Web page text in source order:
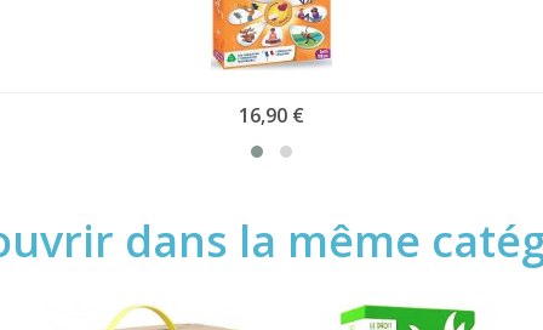
16,90 €
dans la même